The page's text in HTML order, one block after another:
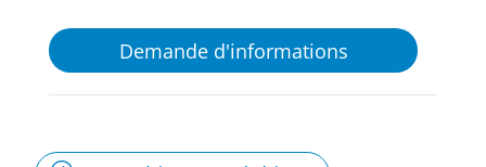
Demande d'informations